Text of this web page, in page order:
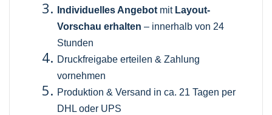
Individuelles Angebot mit Layout-
Vorschau erhalten – innerhalb von 24
Stunden
Druckfreigabe erteilen & Zahlung
vornehmen
Produktion & Versand in ca. 21 Tagen per
DHL oder UPS